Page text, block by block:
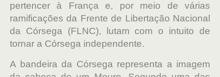
pertencer à França e, por meio de várias
ramificações da Frente de Libertação Nacional
da Córsega (FLNC), lutam com o intuito de
tornar a Córsega independente.
A bandeira da Córsega representa a imagem